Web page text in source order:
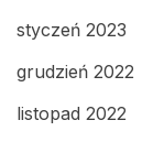
styczeń 2023
grudzień 2022
listopad 2022